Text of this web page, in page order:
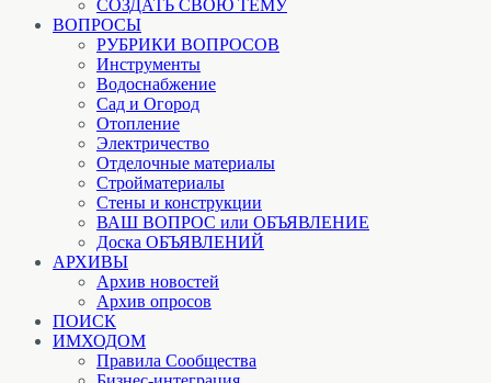
СОЗДАТЬ СВОЮ ТЕМУ
ВОПРОСЫ
РУБРИКИ ВОПРОСОВ
Инструменты
Водоснабжение
Сад и Огород
Отопление
Электричество
Отделочные материалы
Стройматериалы
Стены и конструкции
ВАШ ВОПРОС или ОБЪЯВЛЕНИЕ
Доска ОБЪЯВЛЕНИЙ
АРХИВЫ
Архив новостей
Архив опросов
ПОИСК
ИМХОДОМ
Правила Сообщества